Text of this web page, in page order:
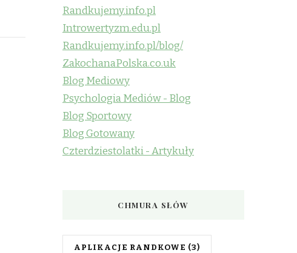
Randkujemy.info.pl
Introwertyzm.edu.pl
Randkujemy.info.pl/blog/
ZakochanaPolska.co.uk
Blog Mediowy
Psychologia Mediów - Blog
Blog Sportowy
Blog Gotowany
Czterdziestolatki - Artykuły
CHMURA SŁÓW
APLIKACJE RANDKOWE (3)